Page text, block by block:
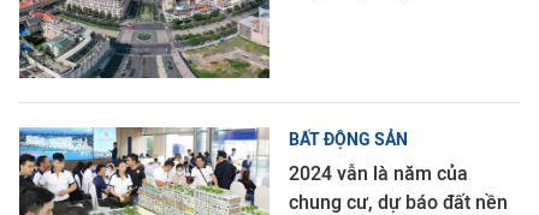
BẤT ĐỘNG SẢN
2024 vẫn là năm của
chung cư, dự báo đất nền